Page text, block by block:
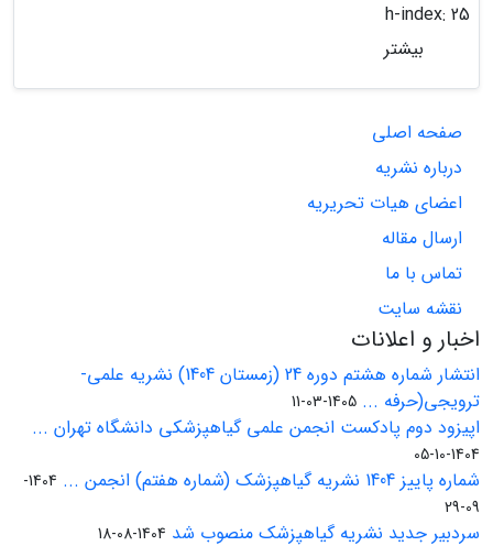
h-index: 25
بیشتر
صفحه اصلی
درباره نشریه
اعضای هیات تحریریه
ارسال مقاله
تماس با ما
نقشه سایت
اخبار و اعلانات
انتشار شماره هشتم دوره 24 (زمستان 1404) نشریه علمی-
ترویجی(حرفه ... 1405-03-11
اپیزود دوم پادکست انجمن علمی گیاهپزشکی دانشگاه تهران ...
1404-10-05
شماره پاییز 1404 نشریه گیاهپزشک (شماره هفتم) انجمن ...
1404-
09-29
سردبیر جدید نشریه گیاهپزشک منصوب شد 1404-08-18